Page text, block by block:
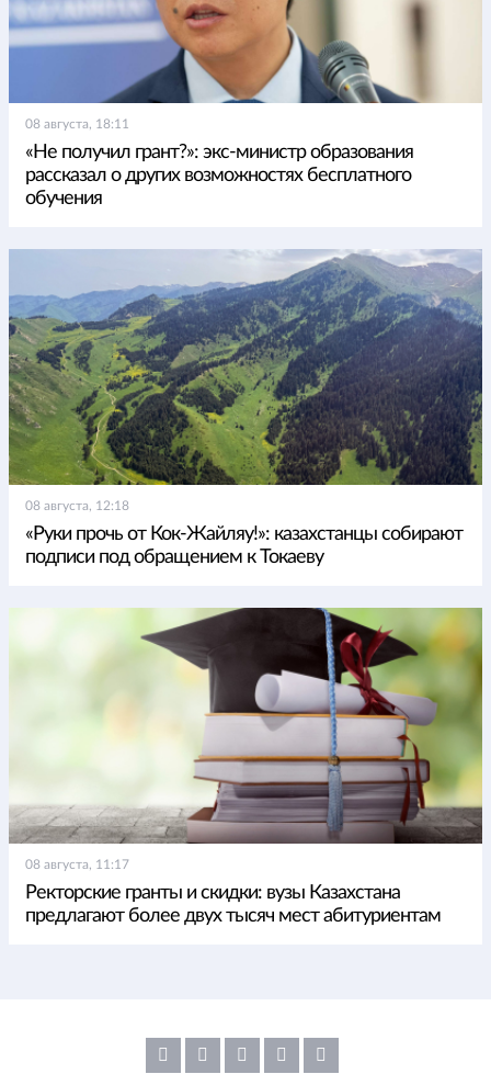
08 августа, 18:11
«Не получил грант?»: экс-министр образования
рассказал о других возможностях бесплатного
обучения
08 августа, 12:18
«Руки прочь от Кок-Жайляу!»: казахстанцы собирают
подписи под обращением к Токаеву
08 августа, 11:17
Ректорские гранты и скидки: вузы Казахстана
предлагают более двух тысяч мест абитуриентам